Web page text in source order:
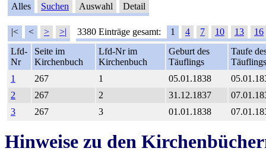
Alles Suchen Auswahl Detail
|< < > >| 3380 Einträge gesamt: 1 4 7 10 13
16
Lfd-
Nr
Seite im
Kirchenbuch
Lfd-Nr im
Kirchenbuch
Geburt des
Täuflings
Taufe
Täuflings
1
267 1 05.01.1838
2
267 2 31.12.1837
3
267 3 01.01.1838
Hinweise zu den